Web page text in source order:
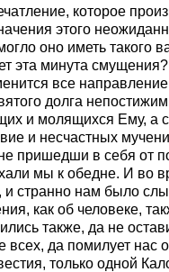
которое
этого
оно иметь такого
эта минута
все
долга
и молящихся Ему, а
и несчастных
пришедши в себя от
мы к обедне. И во
и странно нам было
как об человеке,
также, да не
всех, да помилует нас
только одной